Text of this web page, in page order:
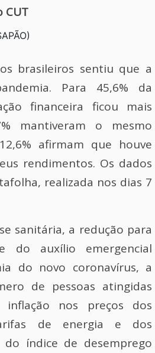
CUT
brasileiros sentiu que a
Para 45,6% da
financeira ficou mais
mantiveram o mesmo
afirmam que houve
rendimentos. Os dados
realizada nos dias 7
sanitária, a redução para
do auxílio emergencial
do novo coronavírus, a
de pessoas atingidas
nos preços dos
de energia e dos
do índice de desemprego